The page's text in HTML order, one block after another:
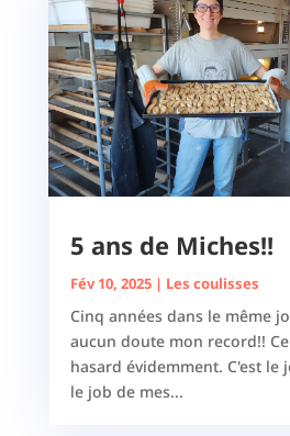
5 ans de Miches!!
Fév 10, 2025| Les coulisses
Cinq années dans le même
aucun doute mon record!!
hasard évidemment. C'est le
le job de mes...